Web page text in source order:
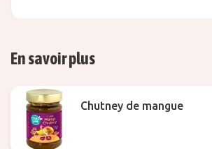
En savoir plus
Chutney de mangue